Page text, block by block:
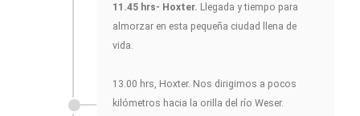
11.45 hrs- Hoxter. Llegada y tiempo para
almorzar en esta pequeña ciudad llena de
vida.
13.00 hrs, Hoxter. Nos dirigimos a pocos
kilómetros hacia la orilla del río Weser.